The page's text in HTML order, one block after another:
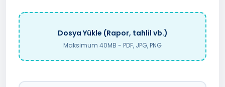
Dosya Yükle (Rapor, tahlil vb.)
Maksimum 40MB - PDF, JPG, PNG